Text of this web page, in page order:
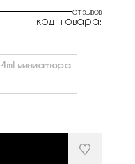
отзывов
код товара:
4ml миниатюра